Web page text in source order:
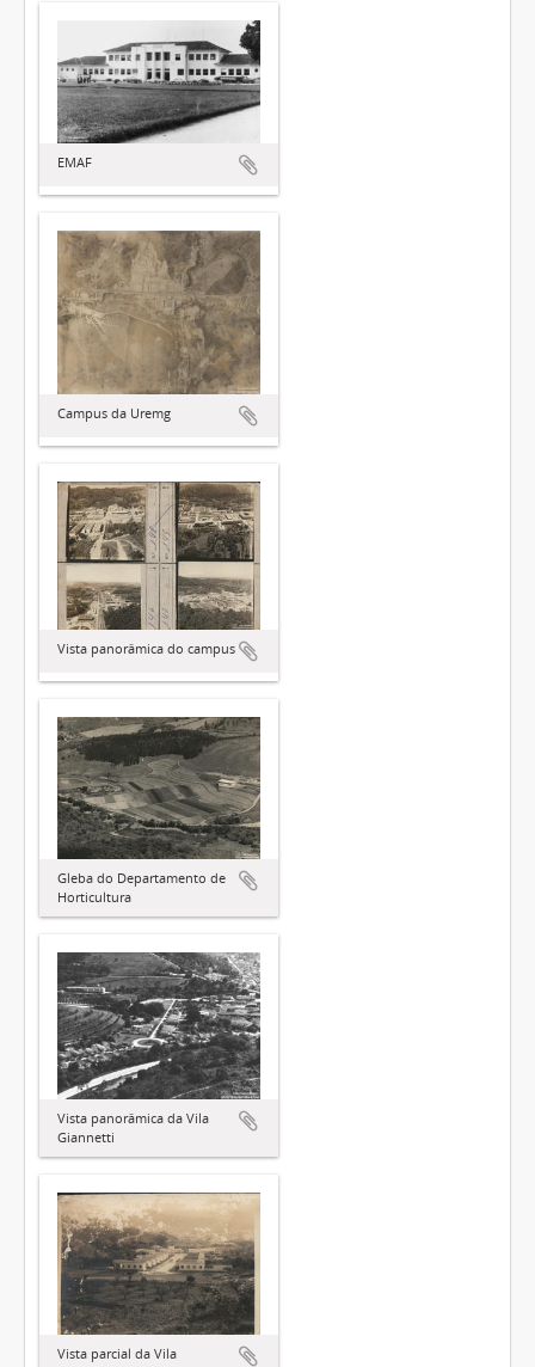
EMAF
Campus da Uremg
Vista panorâmica do campus
Gleba do Departamento de
Horticultura
Vista panorâmica da Vila
Giannetti
Vista parcial da Vila